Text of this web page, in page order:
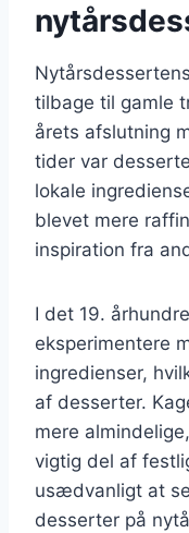
tilbage til gamle
årets afslutning
tider var
lokale
blevet mere
inspiration fra
I det 19.
eksperimentere
ingredienser,
af desserter.
mere
vigtig del af
usædvanligt at
desserter på